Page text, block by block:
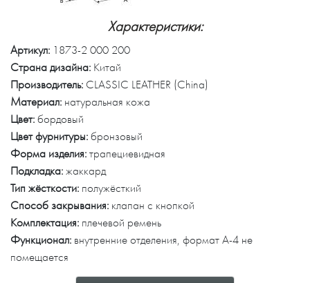
Характеристики:
Артикул: 1873-2 000 200
Страна дизайна: Китай
Производитель: CLASSIC LEATHER (China)
Материал: натуральная кожа
Цвет: бордовый
Цвет фурнитуры: бронзовый
Форма изделия: трапециевидная
Подкладка: жаккард
Тип жёсткости: полужёсткий
Способ закрывания: клапан с кнопкой
Комплектация: плечевой ремень
Функционал: внутренние отделения, формат А-4 не
помещается